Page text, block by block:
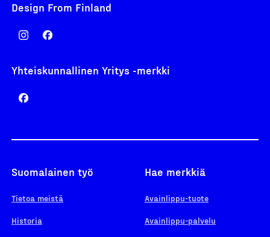
Design From Finland
Yhteiskunnallinen Yritys -merkki
Suomalainen työ
Tietoa meistä
Historia
Hae merkkiä
Avainlippu-tuote
Avainlippu-palvelu